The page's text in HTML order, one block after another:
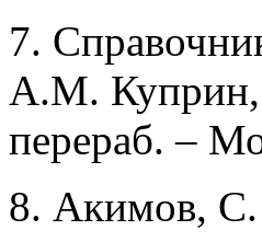
7.
А.М. Куприн,
перераб. –
8. Акимов,